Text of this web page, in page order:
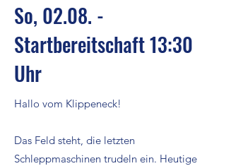
So, 02.08. -
Startbereitschaft 13:30
Uhr
Hallo vom Klippeneck!
Das Feld steht, die letzten
Schleppmaschinen trudeln ein. Heutige